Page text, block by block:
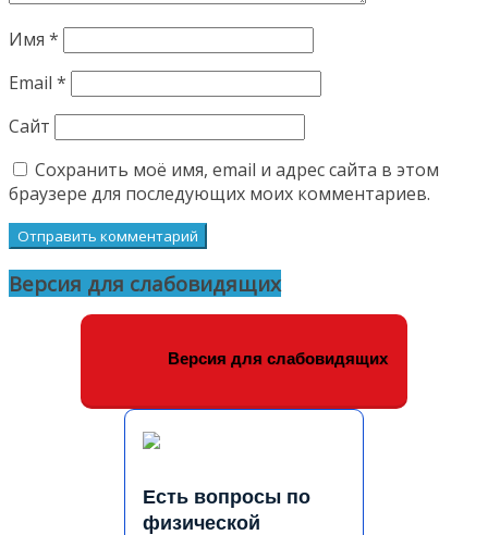
Имя *
Email *
Сайт
Сохранить моё имя, email и адрес сайта в этом
браузере для последующих моих комментариев.
Версия для слабовидящих
Версия для слабовидящих
Есть вопросы по
физической